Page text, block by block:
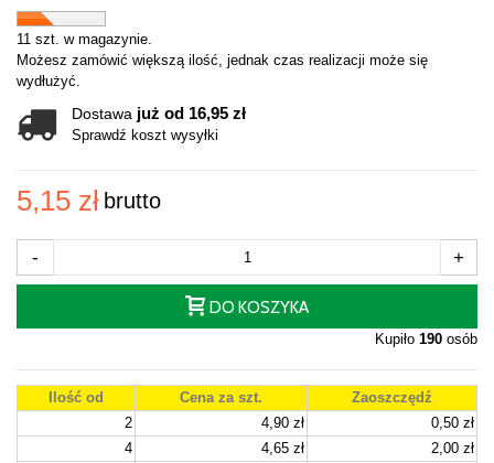
11 szt. w magazynie.
Możesz zamówić większą ilość, jednak czas realizacji może się
wydłużyć.
Dostawa już od 16,95 zł
Sprawdź koszt wysyłki
5,15 zł brutto
- +
DO KOSZYKA
Kupiło 190 osób
Ilość od Cena za szt.
Zaoszczędź
2
4,90 zł
0,50 zł
4
4,65 zł
2,00 zł